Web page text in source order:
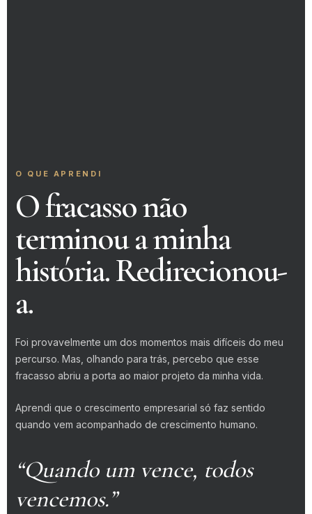
O QUE APRENDI
O fracasso não
terminou a minha
história. Redirecionou-
a.
Foi provavelmente um dos momentos mais difíceis do meu
percurso. Mas, olhando para trás, percebo que esse
fracasso abriu a porta ao maior projeto da minha vida.
Aprendi que o crescimento empresarial só faz sentido
quando vem acompanhado de crescimento humano.
“Quando um vence, todos
vencemos.”